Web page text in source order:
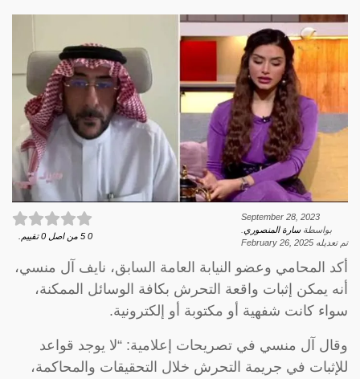
September 28, 2023
بواسطةسارة المنصوري
تم تعديله February 26, 2025
0
5 من اصل 0 تقييم.
أكد المحامي وعضو النيابة العامة السابق، نايف آل منسي،
أنه يمكن إثبات واقعة التحرش بكافة الوسائل الممكنة،
سواء كانت شفهية أو مكتوبة أو إلكترونية.
وقال آل منسي في تصريحات إعلامية: “لا يوجد قواعد
للإثبات في جريمة التحرش خلال التحقيقات والمحاكمة،